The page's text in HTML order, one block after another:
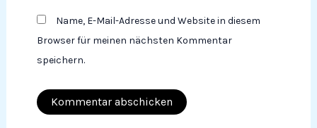
Name, E-Mail-Adresse und Website in diesem
Browser für meinen nächsten Kommentar
speichern.